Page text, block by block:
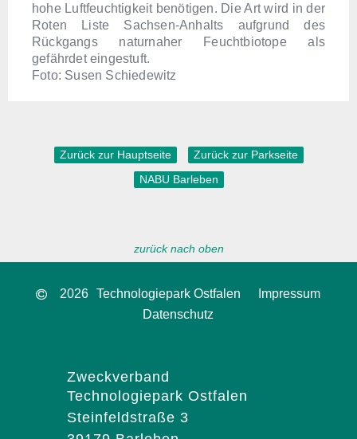
hohe Luftfeuchtigkeit benötigen. Die Art wird in der
Roten Liste Sachsen-Anhalts aufgrund des
Rückgangs naturnaher Feuchtbiotope als
gefährdet eingestuft.
Foto: Susen Schiedewitz
Zurück zur Hauptseite
Zurück zur Parkseite
NABU Barleben
zurück nach oben
2026 Technologiepark Ostfalen
Impressum
Datenschutz
Zweckverband
Technologiepark Ostfalen
Steinfeldstraße 3